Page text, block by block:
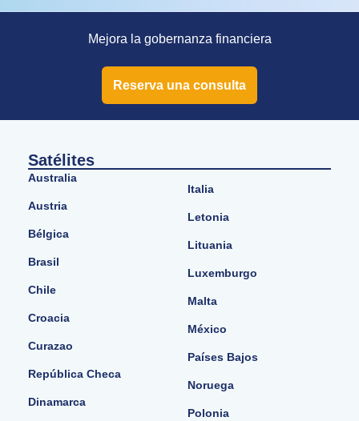
Mejora la gobernanza financiera
Reserva una consulta
Satélites
Australia
Austria
Bélgica
Brasil
Chile
Croacia
Curazao
República Checa
Dinamarca
Italia
Letonia
Lituania
Luxemburgo
Malta
México
Países Bajos
Noruega
Polonia